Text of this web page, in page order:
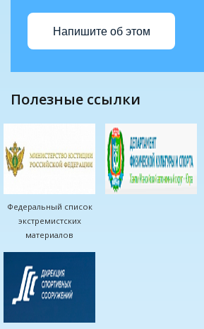
Напишите об этом
полезные ссылки
Федеральный список
экстремистских
материалов